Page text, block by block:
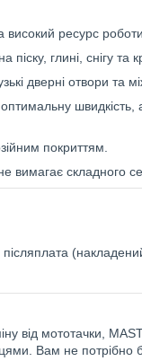
високий ресурс роботи.
глині, снігу та
дверні отвори та
швидкість,
покриттям.
вимагає складного
від мототачки,
Вам не потрібно